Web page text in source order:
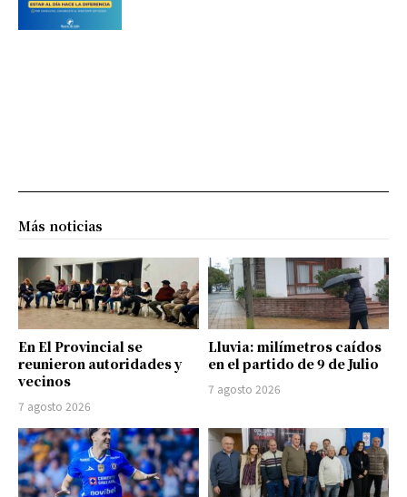
Más noticias
En El Provincial se
reunieron autoridades y
vecinos
7 agosto 2026
Lluvia: milímetros caídos
en el partido de 9 de Julio
7 agosto 2026